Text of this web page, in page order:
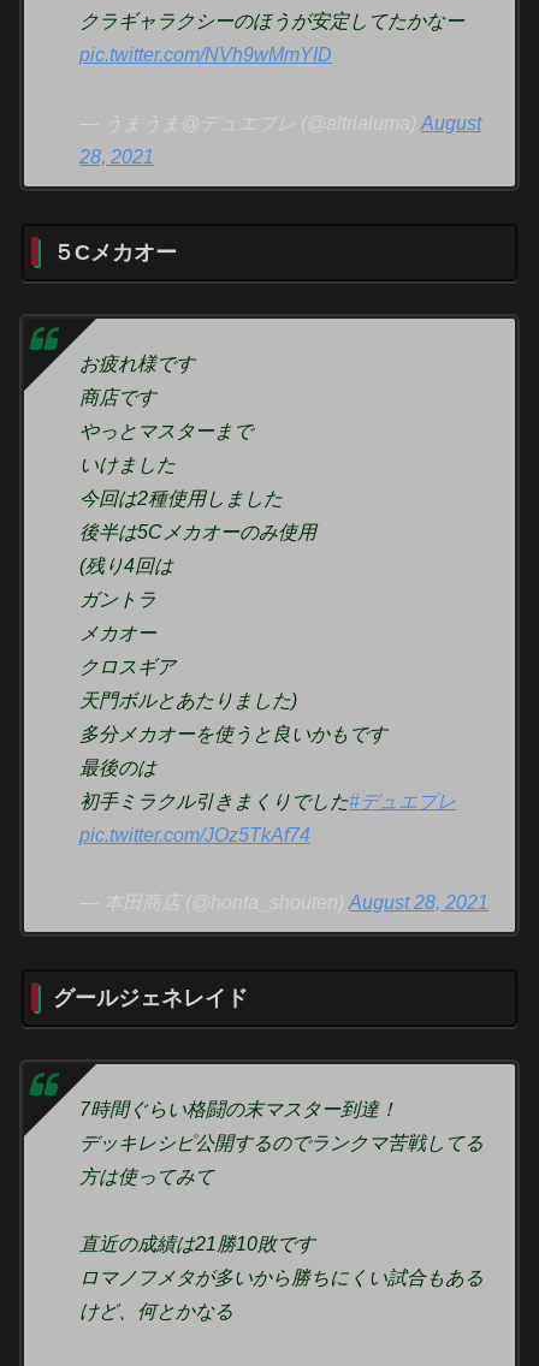
クラギャラクシーのほうが安定してたかなー
pic.twitter.com/NVh9wMmYID
— うまうま@デュエプレ (@altrialuma)August
28, 2021
５Cメカオー
お疲れ様です
商店です
やっとマスターまで
いけました
今回は2種使用しました
後半は5Cメカオーのみ使用
(残り4回は
ガントラ
メカオー
クロスギア
天門ボルとあたりました)
多分メカオーを使うと良いかもです
最後のは
初手ミラクル引きまくりでした#デュエプレ
pic.twitter.com/JOz5TkAf74
— 本田商店 (@honta_shouten)August 28, 2021
グールジェネレイド
7時間ぐらい格闘の末マスター到達！
デッキレシピ公開するのでランクマ苦戦してる
方は使ってみて
直近の成績は21勝10敗です
ロマノフメタが多いから勝ちにくい試合もある
けど、何とかなる